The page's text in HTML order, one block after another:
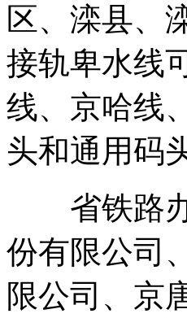
区、滦县、
接轨卑水线
线、京哈线
头和通用码
省铁路办
份有限公司
限公司、京